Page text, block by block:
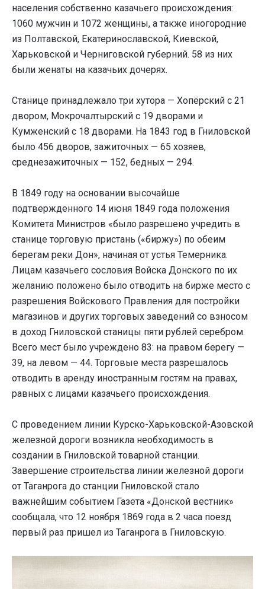
населения собственно казачьего происхождения:
1060 мужчин и 1072 женщины, а также иногородние
из Полтавской, Екатеринославской, Киевской,
Харьковской и Черниговской губерний. 58 из них
были женаты на казачьих дочерях.
Станице принадлежало три хутора — Хопёрский с 21
двором, Мокрочалтырский с 19 дворами и
Кумженский с 18 дворами. На 1843 год в Гниловской
было 456 дворов, зажиточных — 65 хозяев,
среднезажиточных — 152, бедных — 294.
В 1849 году на основании высочайше
подтвержденного 14 июня 1849 года положения
Комитета Министров «было разрешено учредить в
станице торговую пристань («биржу») по обеим
берегам реки Дон», начиная от устья Темерника.
Лицам казачьего сословия Войска Донского по их
желанию положено было отводить на бирже место с
разрешения Войскового Правления для постройки
магазинов и других торговых заведений со взносом
в доход Гниловской станицы пяти рублей серебром.
Всего мест было учреждено 83: на правом берегу —
39, на левом — 44. Торговые места разрешалось
отводить в аренду иностранным гостям на правах,
равных с лицами казачьего происхождения.
С проведением линии Курско-Харьковской-Азовской
железной дороги возникла необходимость в
создании в Гниловской товарной станции.
Завершение строительства линии железной дороги
от Таганрога до станции Гниловской стало
важнейшим событием Газета «Донской вестник»
сообщала, что 12 ноября 1869 года в 2 часа поезд
первый раз пришел из Таганрога в Гниловскую.